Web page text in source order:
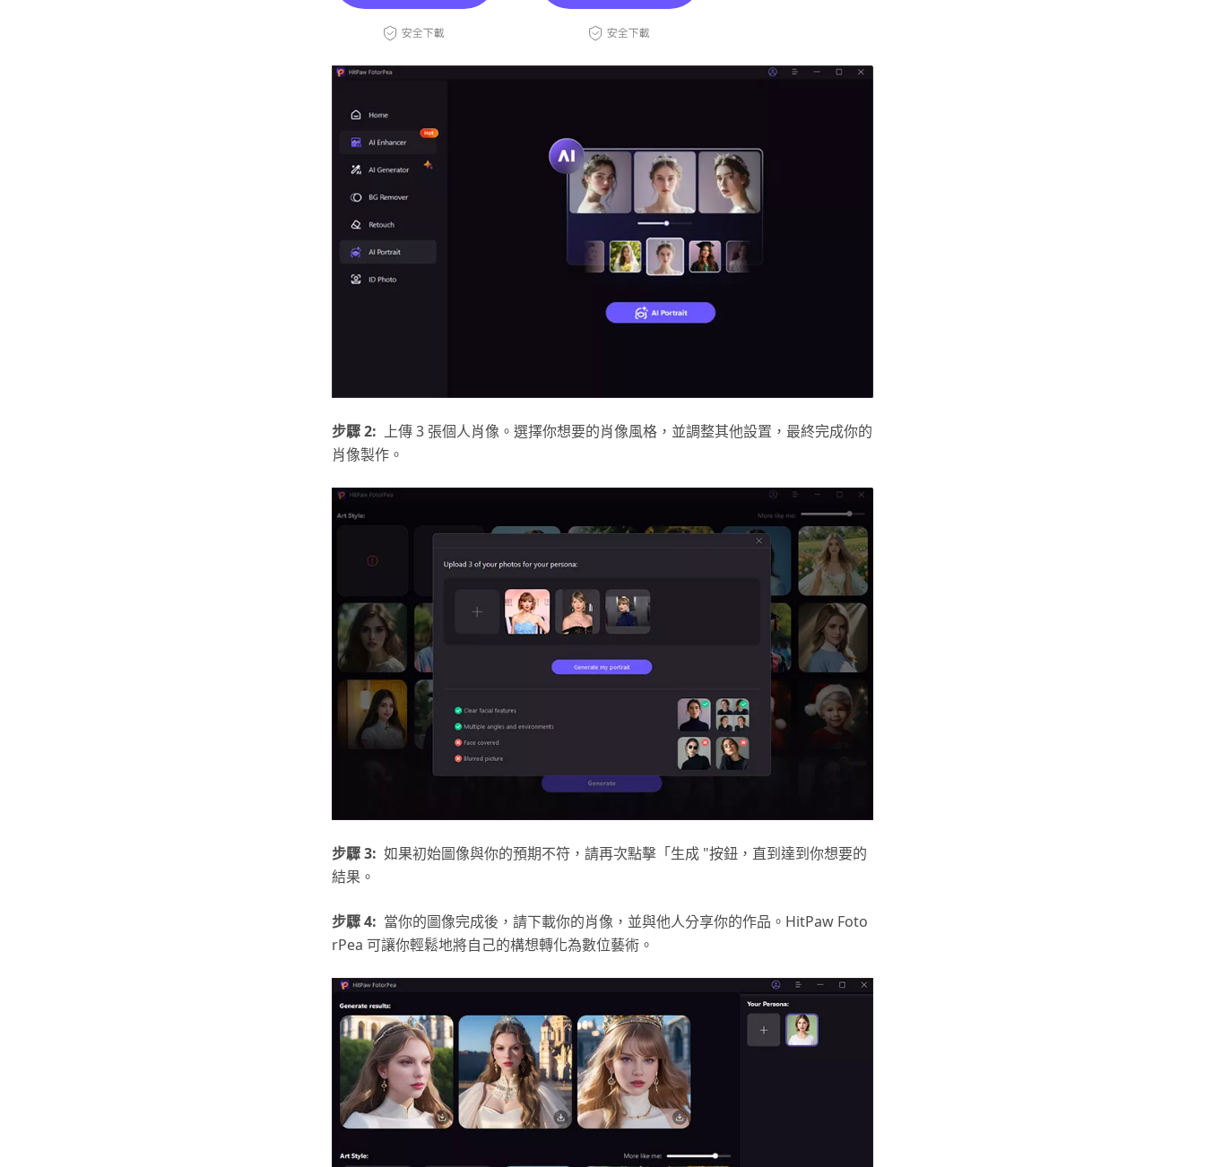
步驟 2: 上傳 3 張個人肖像。選擇你想要的肖像風格，並調整其他設置，最終完成你的
肖像製作。
步驟 3: 如果初始圖像與你的預期不符，請再次點擊「生成 "按鈕，直到達到你想要的
結果。
步驟 4: 當你的圖像完成後，請下載你的肖像，並與他人分享你的作品。HitPaw Foto
rPea 可讓你輕鬆地將自己的構想轉化為數位藝術。